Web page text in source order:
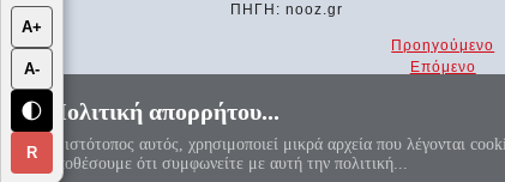
ΠΗΓΗ: nooz.gr
Προηγούμενο
Επόμενο
Πολιτική απορρήτου
Πολιτική απορρήτου...
Ο ιστότοπος αυτός, χρησιμοποιεί μικρά αρχεία που λέγονται
υποθέσουμε ότι συμφωνείτε με αυτή την πολιτική...
Α+
Α-
🌓
R